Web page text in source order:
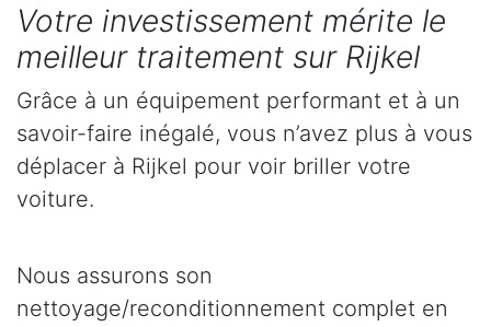
Votre investissement mérite le
meilleur traitement sur Rijkel
Grâce à un équipement performant et à un
savoir-faire inégalé, vous n’avez plus à vous
déplacer à Rijkel pour voir briller votre
voiture.
Nous assurons son
nettoyage/reconditionnement complet en